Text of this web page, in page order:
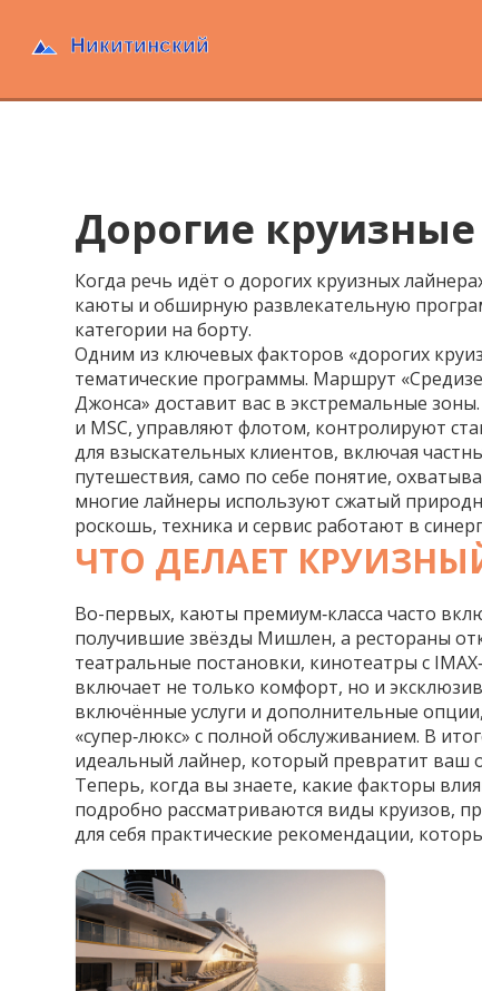
Дорогие
Когда речь идёт одорогих круизных
каюты и обширную развлекательную
категории на борту.
Одним из ключевых факторов «дорогих
тематические программы. Маршрут
Джонса» доставит вас в экстремальные зоны.
и MSC, управляют флотом, контролируют
для взыскательных клиентов, включая
путешествия,само по себе понятие,
многие лайнеры используют сжатый
роскошь, техника и сервис работают в
ЧТО ДЕЛАЕТ
Во-первых, каюты премиум‑класса часто
получившие звёзды Мишлен, а рестораны
театральные постановки, кинотеатры с
включает не только комфорт, но и
включённые услуги и дополнительные
«супер‑люкс» с полной обслуживанием. В
идеальный лайнер, который превратит ваш
Теперь, когда вы знаете, какие факторы
подробно рассматриваются виды круизов,
для себя практические рекомендации,